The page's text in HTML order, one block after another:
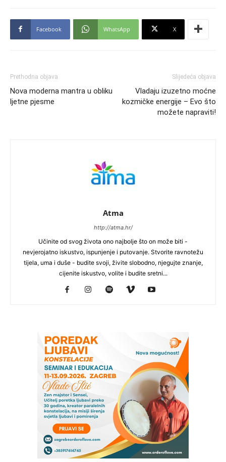
Facebook WhatsApp X
Prethodna objava
Nova moderna mantra u obliku
ljetne pjesme
Slijedeća objava
Vladaju izuzetno moćne
kozmičke energije – Evo što
možete napraviti!
Atma
http://atma.hr/
Učinite od svog života ono najbolje što on može biti -
nevjerojatno iskustvo, ispunjenje i putovanje. Stvorite ravnotežu
tijela, uma i duše - budite svoji, živite slobodno, njegujte znanje,
cijenite iskustvo, volite i budite sretni...